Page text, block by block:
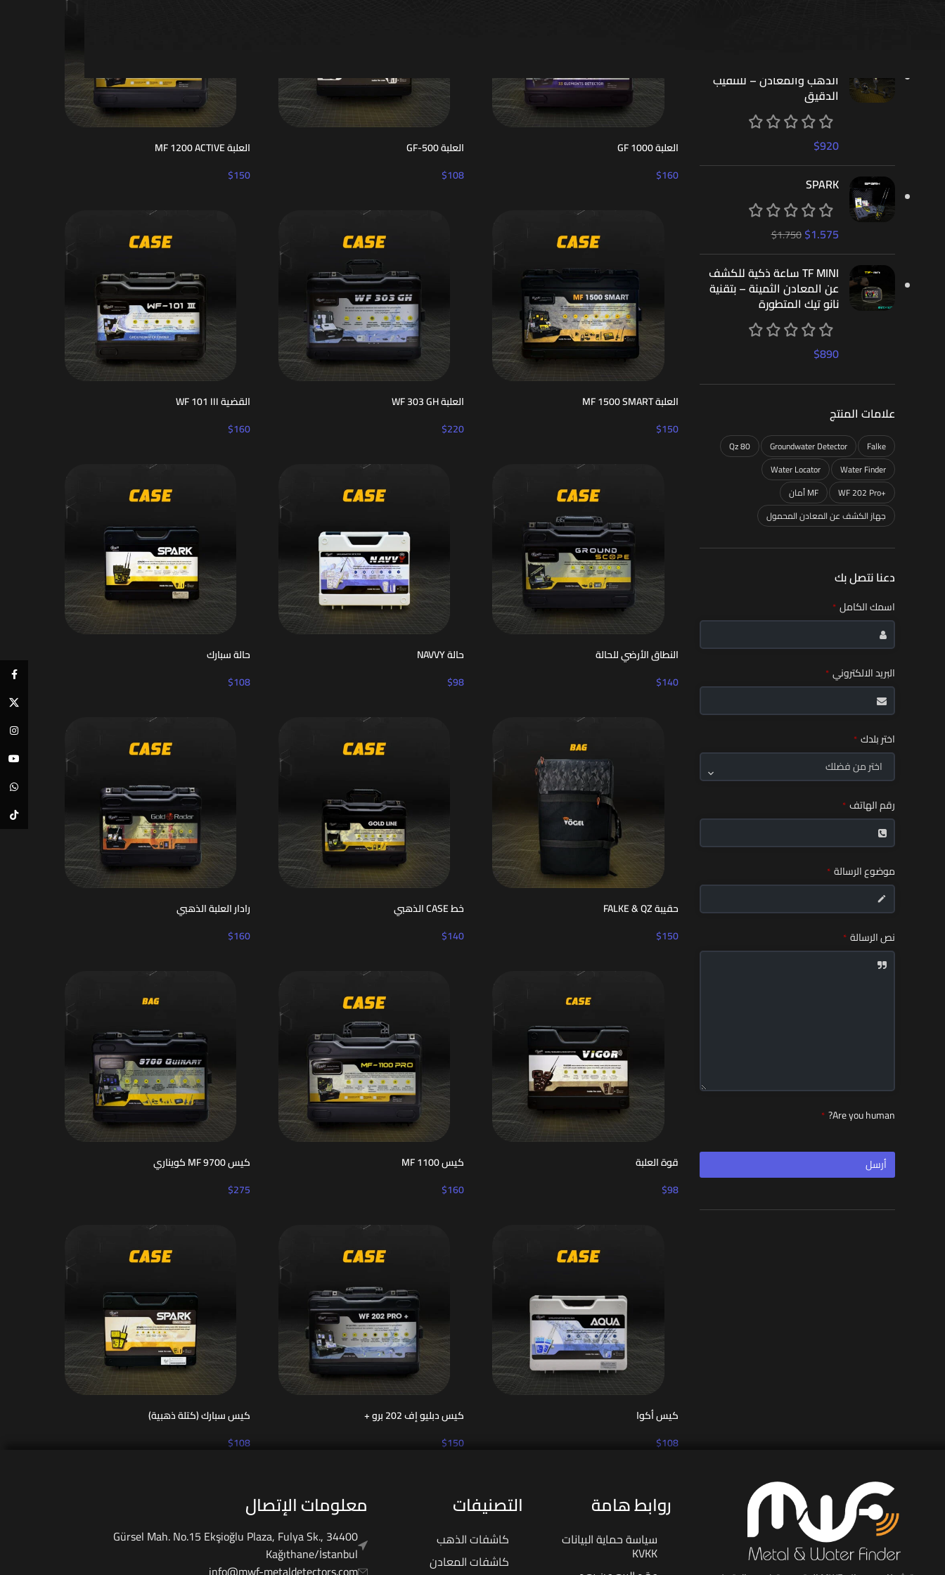
الذهب والمعادن – للتنقيب
الدقيق
$920
SPARK
$1.750 $1.575
TF MINI ساعة ذكية للكشف
عن المعادن الثمينة – بتقنية
نانو تيك المتطورة
$890
علامات المنتج
Falke
Groundwater Detector
Qz 80
Water Finder
Water Locator
WF 202 Pro+
أمان MF
جهاز الكشف عن المعادن المحمول
دعنا نتصل بك
Email
*
اسمك الكامل *
البريد الالكتروني *
اختر بلدك *
اختر من فضلك
رقم الهاتف *
موضوع الرسالة *
نص الرسالة *
Are you human?
*
أرسل
العلبة GF 1000
$160
العلبة GF-500
$108
العلبة MF 1200 ACTIVE
$150
العلبة MF 1500 SMART
$150
العلبة WF 303 GH
$220
القضية WF 101 III
$160
النطاق الأرضي للحالة
$140
حالة NAVVY
$98
حالة سبارك
$108
حقيبة FALKE & QZ
$150
خط CASE الذهبي
$140
رادار العلبة الذهبي
$160
قوة العلبة
$98
كيس MF 1100
$160
كيس MF 9700 كويناري
$275
كيس أكوا
$108
كيس دبليو إف 202 برو +
$150
كيس سبارك (كتلة ذهبية)
$108
روابط هامة
سياسة حماية البيانات
KVKK
التصنيفات
كاشفات الذهب
كاشفات المعادن
معلومات الإتصال
Gürsel Mah. No.15 Ekşioğlu Plaza, Fulya Sk., 34400
Kağıthane/İstanbul
TikTok